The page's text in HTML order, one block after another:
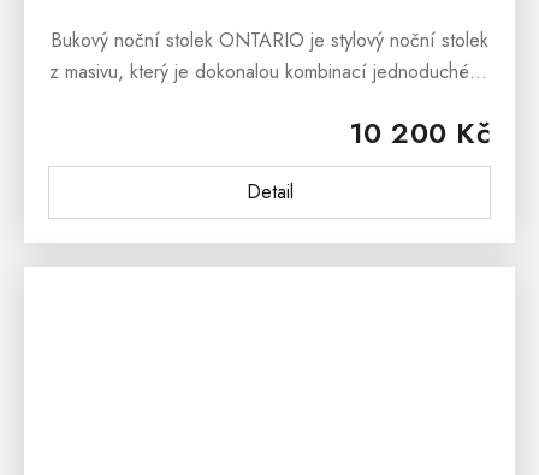
10 200 Kč
Detail
Bukový noční stolek ONTARIO je stylový noční stolek
z masivu, který je dokonalou kombinací jednoduchého
stolek ONTARIO se skvěle...